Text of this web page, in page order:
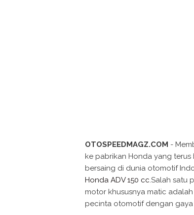
OTOSPEEDMAGZ.COM -
ke pabrikan Honda yang
bersaing di dunia otomotif
Honda ADV 150 cc.Salah satu
motor khususnya matic
pecinta otomotif dengan